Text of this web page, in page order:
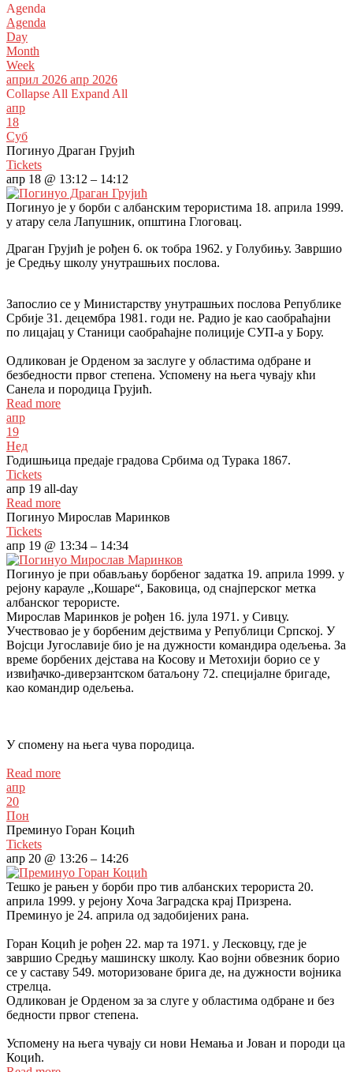
Agenda
Agenda
Day
Month
Week
април 2026 апр 2026
Collapse All Expand All
апр
18
Суб
Погинуо Драган Грујић
Tickets
апр 18 @ 13:12 – 14:12
Погинуо је у борби с албанским терористима 18. априла 1999.
у атару села Лапушник, општина Глоговац.
Драган Грујић је рођен 6. ок тобра 1962. у Голубињу. Завршио
је Средњу школу унутрашњих послова.
Запослио се у Министарству унутрашњих послова Републике
Србије 31. децембра 1981. годи не. Радио је као саобраћајни
по лицајац у Станици саобраћајне полиције СУП-а у Бору.
Одликован је Орденом за заслуге у областима одбране и
безбедности првог степена. Успомену на њега чувају кћи
Санела и породица Грујић.
Read more
апр
19
Нед
Годишњица предаје градова Србима од Турака 1867.
Tickets
апр 19 all-day
Read more
Погинуо Мирослав Маринков
Tickets
апр 19 @ 13:34 – 14:34
Погинуо је при обављању борбеног задатка 19. априла 1999. у
рејону карауле ,,Кошаре“, Баковица, од снајперског метка
албанског терористе.
Мирослав Маринков је рођен 16. јула 1971. у Сивцу.
Учествовао је у борбеним дејствима у Републици Српској. У
Војсци Југославије био је на дужности командира одељења. За
време борбених дејстава на Косову и Метохији борио се у
извиђачко-диверзантском батаљону 72. специјалне бригаде,
као командир одељења.
У спомену на њега чува породица.
Read more
апр
20
Пон
Преминуо Горан Коцић
Tickets
апр 20 @ 13:26 – 14:26
Тешко је рањен у борби про тив албанских терориста 20.
априла 1999. у рејону Хоча Заградска крај Призрена.
Преминуо је 24. априла од задобијених рана.
Горан Коцић је рођен 22. мар та 1971. у Лесковцу, где је
завршио Средњу машинску школу. Као војни обвезник борио
се у саставу 549. моторизоване брига де, на дужности војника
стрелца.
Одликован је Орденом за за слуге у областима одбране и без
бедности првог степена.
Успомену на њега чувају си нови Немања и Јован и породи ца
Коцић.